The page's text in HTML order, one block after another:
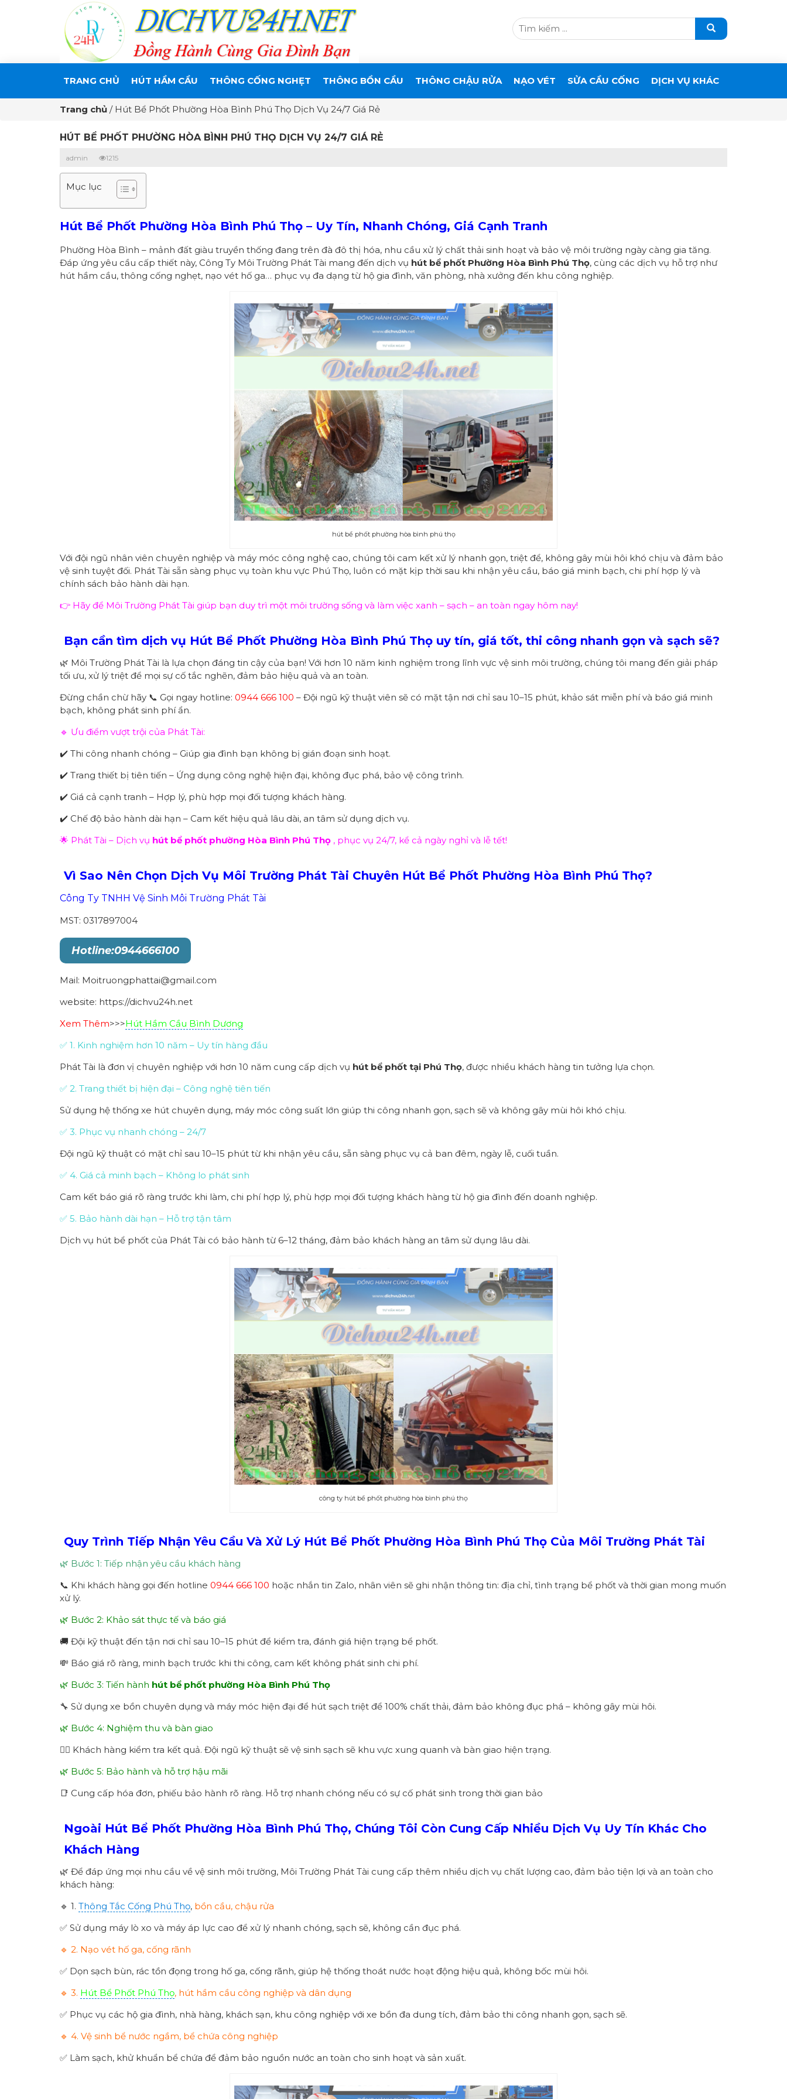
TRANG CHỦ HÚT HẦM CẦU THÔNG CỐNG NGHẸT THÔNG BỒN CẦU THÔNG CHẬU RỬA NẠO VÉT SỬA CẦU CỐNG DỊCH VỤ KHÁC
Trang chủ / Hút Bể Phốt Phường Hòa Bình Phú Thọ Dịch Vụ 24/7 Giá Rẻ
HÚT BỂ PHỐT PHƯỜNG HÒA BÌNH PHÚ THỌ DỊCH VỤ 24/7 GIÁ RẺ
admin 1215
Mục lục
Hút Bể Phốt Phường Hòa Bình Phú Thọ – Uy Tín, Nhanh Chóng, Giá Cạnh Tranh
Phường Hòa Bình – mảnh đất giàu truyền thống đang trên đà đô thị hóa, nhu cầu xử lý chất thải sinh hoạt và bảo vệ môi trường ngày càng gia tăng.
Đáp ứng yêu cầu cấp thiết này, Công Ty Môi Trường Phát Tài mang đến dịch vụ hút bể phốt Phường Hòa Bình Phú Thọ, cùng các dịch vụ hỗ trợ như
hút hầm cầu, thông cống nghẹt, nạo vét hố ga… phục vụ đa dạng từ hộ gia đình, văn phòng, nhà xưởng đến khu công nghiệp.
hút bể phốt phường hòa bình phú thọ
Với đội ngũ nhân viên chuyên nghiệp và máy móc công nghệ cao, chúng tôi cam kết xử lý nhanh gọn, triệt để, không gây mùi hôi khó chịu và đảm bảo
vệ sinh tuyệt đối. Phát Tài sẵn sàng phục vụ toàn khu vực Phú Thọ, luôn có mặt kịp thời sau khi nhận yêu cầu, báo giá minh bạch, chi phí hợp lý và
chính sách bảo hành dài hạn.
👉 Hãy để Môi Trường Phát Tài giúp bạn duy trì một môi trường sống và làm việc xanh – sạch – an toàn ngay hôm nay!
Bạn cần tìm dịch vụ Hút Bể Phốt Phường Hòa Bình Phú Thọ uy tín, giá tốt, thi công nhanh gọn và sạch sẽ?
🌿 Môi Trường Phát Tài là lựa chọn đáng tin cậy của bạn! Với hơn 10 năm kinh nghiệm trong lĩnh vực vệ sinh môi trường, chúng tôi mang đến giải pháp
tối ưu, xử lý triệt để mọi sự cố tắc nghẽn, đảm bảo hiệu quả và an toàn.
Đừng chần chừ hãy 📞 Gọi ngay hotline: 0944 666 100 – Đội ngũ kỹ thuật viên sẽ có mặt tận nơi chỉ sau 10–15 phút, khảo sát miễn phí và báo giá minh
bạch, không phát sinh phí ẩn.
🔹 Ưu điểm vượt trội của Phát Tài:
✔️ Thi công nhanh chóng – Giúp gia đình bạn không bị gián đoạn sinh hoạt.
✔️ Trang thiết bị tiên tiến – Ứng dụng công nghệ hiện đại, không đục phá, bảo vệ công trình.
✔️ Giá cả cạnh tranh – Hợp lý, phù hợp mọi đối tượng khách hàng.
✔️ Chế độ bảo hành dài hạn – Cam kết hiệu quả lâu dài, an tâm sử dụng dịch vụ.
🌟 Phát Tài – Dịch vụ hút bể phốt phường Hòa Bình Phú Thọ , phục vụ 24/7, kể cả ngày nghỉ và lễ tết!
Vì Sao Nên Chọn Dịch Vụ Môi Trường Phát Tài Chuyên Hút Bể Phốt Phường Hòa Bình Phú Thọ?
Công Ty TNHH Vệ Sinh Môi Trường Phát Tài
MST: 0317897004
Hotline:0944666100
Mail: Moitruongphattai@gmail.com
website: https://dichvu24h.net
Xem Thêm>>>Hút Hầm Cầu Bình Dương
✅ 1. Kinh nghiệm hơn 10 năm – Uy tín hàng đầu
Phát Tài là đơn vị chuyên nghiệp với hơn 10 năm cung cấp dịch vụ hút bể phốt tại Phú Thọ, được nhiều khách hàng tin tưởng lựa chọn.
✅ 2. Trang thiết bị hiện đại – Công nghệ tiên tiến
Sử dụng hệ thống xe hút chuyên dụng, máy móc công suất lớn giúp thi công nhanh gọn, sạch sẽ và không gây mùi hôi khó chịu.
✅ 3. Phục vụ nhanh chóng – 24/7
Đội ngũ kỹ thuật có mặt chỉ sau 10–15 phút từ khi nhận yêu cầu, sẵn sàng phục vụ cả ban đêm, ngày lễ, cuối tuần.
✅ 4. Giá cả minh bạch – Không lo phát sinh
Cam kết báo giá rõ ràng trước khi làm, chi phí hợp lý, phù hợp mọi đối tượng khách hàng từ hộ gia đình đến doanh nghiệp.
✅ 5. Bảo hành dài hạn – Hỗ trợ tận tâm
Dịch vụ hút bể phốt của Phát Tài có bảo hành từ 6–12 tháng, đảm bảo khách hàng an tâm sử dụng lâu dài.
công ty hút bể phốt phường hòa bình phú thọ
Quy Trình Tiếp Nhận Yêu Cầu Và Xử Lý Hút Bể Phốt Phường Hòa Bình Phú Thọ Của Môi Trường Phát Tài
🌿 Bước 1: Tiếp nhận yêu cầu khách hàng
📞 Khi khách hàng gọi đến hotline 0944 666 100 hoặc nhắn tin Zalo, nhân viên sẽ ghi nhận thông tin: địa chỉ, tình trạng bể phốt và thời gian mong muốn
xử lý.
🌿 Bước 2: Khảo sát thực tế và báo giá
🚚 Đội kỹ thuật đến tận nơi chỉ sau 10–15 phút để kiểm tra, đánh giá hiện trạng bể phốt.
💸 Báo giá rõ ràng, minh bạch trước khi thi công, cam kết không phát sinh chi phí.
🌿 Bước 3: Tiến hành hút bể phốt phường Hòa Bình Phú Thọ
🔧 Sử dụng xe bồn chuyên dụng và máy móc hiện đại để hút sạch triệt để 100% chất thải, đảm bảo không đục phá – không gây mùi hôi.
🌿 Bước 4: Nghiệm thu và bàn giao
👷‍♂️ Khách hàng kiểm tra kết quả. Đội ngũ kỹ thuật sẽ vệ sinh sạch sẽ khu vực xung quanh và bàn giao hiện trạng.
🌿 Bước 5: Bảo hành và hỗ trợ hậu mãi
📑 Cung cấp hóa đơn, phiếu bảo hành rõ ràng. Hỗ trợ nhanh chóng nếu có sự cố phát sinh trong thời gian bảo
Ngoài Hút Bể Phốt Phường Hòa Bình Phú Thọ, Chúng Tôi Còn Cung Cấp Nhiều Dịch Vụ Uy Tín Khác Cho
Khách Hàng
🌿 Để đáp ứng mọi nhu cầu về vệ sinh môi trường, Môi Trường Phát Tài cung cấp thêm nhiều dịch vụ chất lượng cao, đảm bảo tiện lợi và an toàn cho
khách hàng:
🔹 1. Thông Tắc Cống Phú Thọ, bồn cầu, chậu rửa
✅ Sử dụng máy lò xo và máy áp lực cao để xử lý nhanh chóng, sạch sẽ, không cần đục phá.
🔹 2. Nạo vét hố ga, cống rãnh
✅ Dọn sạch bùn, rác tồn đọng trong hố ga, cống rãnh, giúp hệ thống thoát nước hoạt động hiệu quả, không bốc mùi hôi.
🔹 3. Hút Bể Phốt Phú Thọ, hút hầm cầu công nghiệp và dân dụng
✅ Phục vụ các hộ gia đình, nhà hàng, khách sạn, khu công nghiệp với xe bồn đa dung tích, đảm bảo thi công nhanh gọn, sạch sẽ.
🔹 4. Vệ sinh bể nước ngầm, bể chứa công nghiệp
✅ Làm sạch, khử khuẩn bể chứa để đảm bảo nguồn nước an toàn cho sinh hoạt và sản xuất.